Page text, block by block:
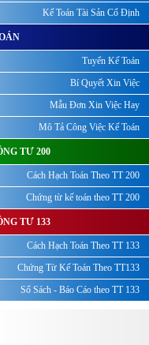
Kế Toán Tài Sản Cố Định
Tuyển Kế Toán
Bí Quyết Xin Việc
Mẫu Đơn Xin Việc Hay
Mô Tả Công Việc Kế Toán
TƯ 200
Cách Hạch Toán Theo TT 200
Chứng từ kế toán theo TT 200
TƯ 133
Cách Hạch Toán Theo TT 133
Chứng Từ Kế Toán Theo TT133
Sổ Sách - Báo Cáo theo TT 133